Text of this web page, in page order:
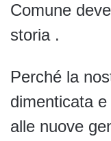
Comune
storia .
Perché la
dimenticata
alle nuove